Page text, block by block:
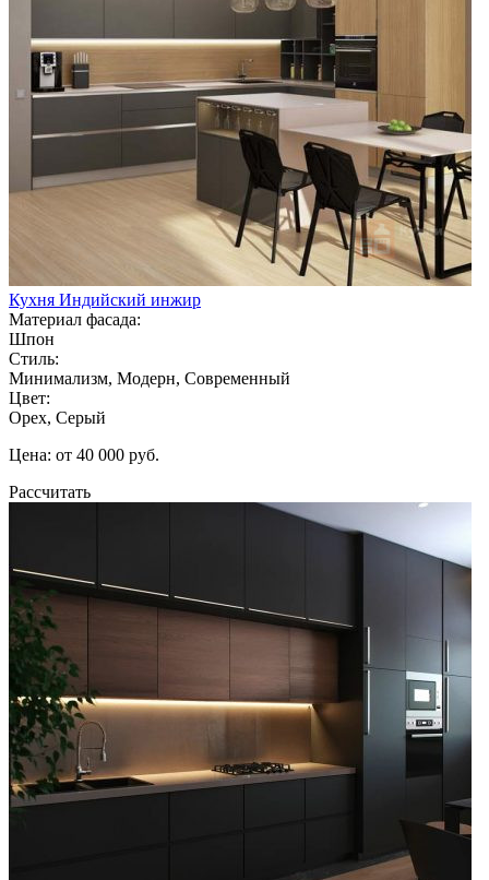
Кухня Индийский инжир
Материал фасада:
Шпон
Стиль:
Минимализм, Модерн, Современный
Цвет:
Орех, Серый
Цена: от 40 000 руб.
Рассчитать